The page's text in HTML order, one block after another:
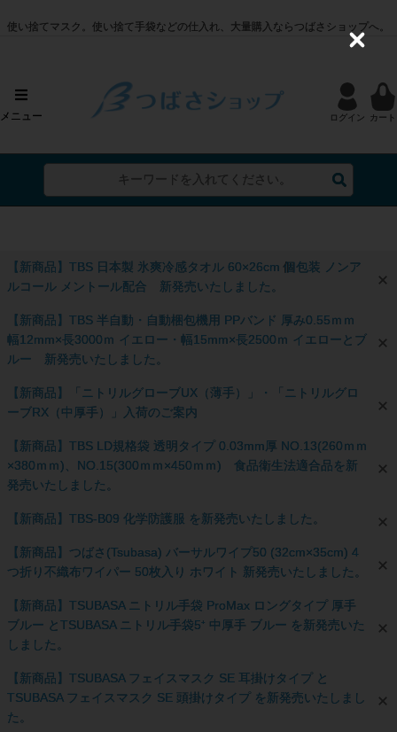
【新商品】TBS 日本製 氷爽冷感タオル 60×26cm 個包装 ノンア
ルコール メントール配合 新発売いたしました。
【新商品】TBS 半自動・自動梱包機用 PPバンド 厚み0.55ｍｍ
幅12mm×長3000ｍ イエロー・幅15mm×長2500ｍ イエローとブ
ルー 新発売いたしました。
【新商品】「ニトリルグローブUX（薄手）」・「ニトリルグロ
ーブRX（中厚手）」入荷のご案内
【新商品】TBS LD規格袋 透明タイプ 0.03mm厚 NO.13(260ｍｍ
×380ｍｍ)、NO.15(300ｍｍ×450ｍｍ) 食品衛生法適合品を新
発売いたしました。
【新商品】TBS-B09 化学防護服 を新発売いたしました。
【新商品】つばさ(Tsubasa) バーサルワイプ50 (32cm×35cm) 4
つ折り不織布ワイパー 50枚入り ホワイト 新発売いたしました。
【新商品】TSUBASA ニトリル手袋 ProMax ロングタイプ 厚手
ブルー とTSUBASA ニトリル手袋5⁺ 中厚手 ブルー を新発売いた
しました。
【新商品】TSUBASA フェイスマスク SE 耳掛けタイプ と
TSUBASA フェイスマスク SE 頭掛けタイプ を新発売いたしまし
た。
使い捨てマスク。使い捨て手袋などの仕入れ、大量購入ならつばさショップへ。
メニュー ログイン カート
C